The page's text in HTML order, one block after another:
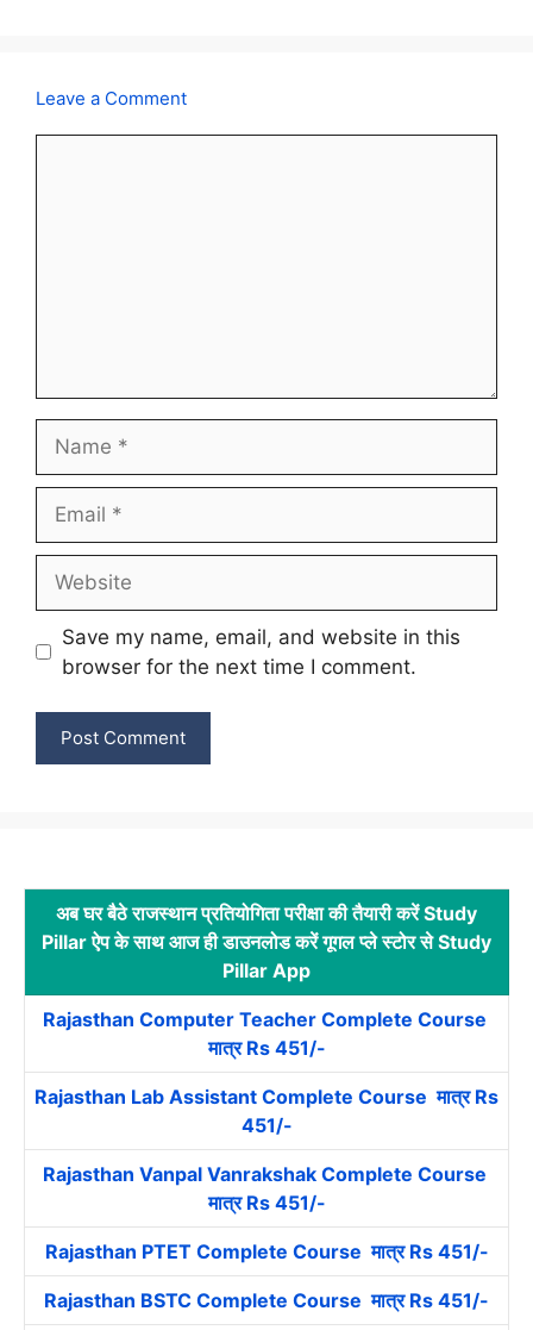
Leave a Comment
Save my name, email, and website in this
browser for the next time I comment.
अब घर बैठे राजस्थान प्रतियोगिता परीक्षा की तैयारी करें Study
Pillar ऐप के साथ आज ही डाउनलोड करें गूगल प्ले स्टोर से Study
Pillar App
Rajasthan Computer Teacher Complete Course
मात्र Rs 451/-
Rajasthan Lab Assistant Complete Course मात्र Rs
451/-
Rajasthan Vanpal Vanrakshak Complete Course
मात्र Rs 451/-
Rajasthan PTET Complete Course मात्र Rs 451/-
Rajasthan BSTC Complete Course मात्र Rs 451/-